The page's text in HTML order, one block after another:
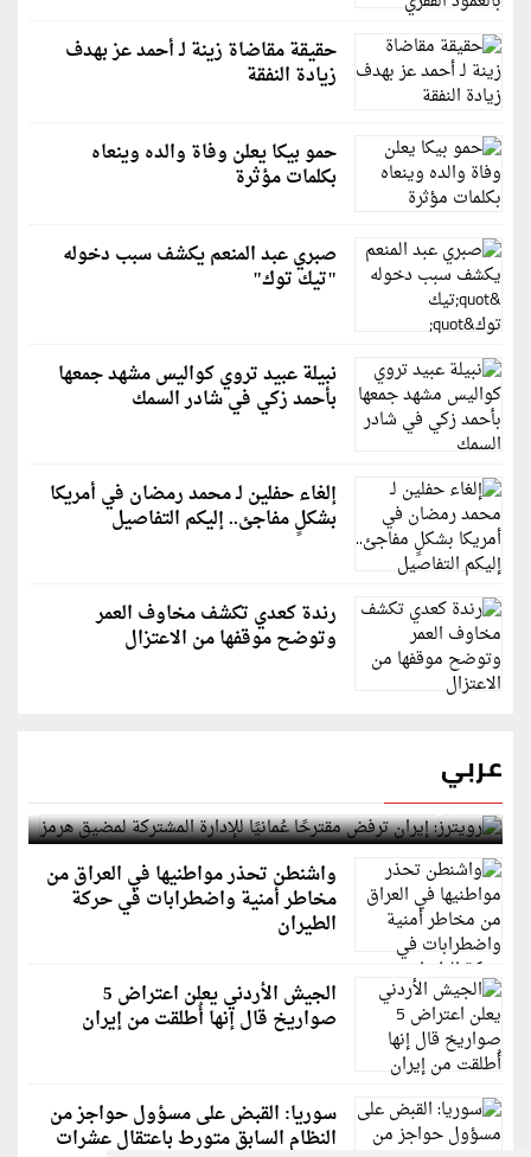
حقيقة مقاضاة زينة لـ أحمد عز بهدف
زيادة النفقة
حمو بيكا يعلن وفاة والده وينعاه
بكلمات مؤثرة
صبري عبد المنعم يكشف سبب دخوله
"تيك توك"
نبيلة عبيد تروي كواليس مشهد جمعها
بأحمد زكي في شادر السمك
إلغاء حفلين لـ محمد رمضان في أمريكا
بشكلٍ مفاجئ.. إليكم التفاصيل
رندة كعدي تكشف مخاوف العمر
وتوضح موقفها من الاعتزال
عربي
رويترز: إيران ترفض مقترحًا عُمانيًا للإدارة المشتركة
لمضيق هرمز
واشنطن تحذر مواطنيها في العراق من
مخاطر أمنية واضطرابات في حركة
الطيران
الجيش الأردني يعلن اعتراض 5
صواريخ قال إنها أُطلقت من إيران
سوريا: القبض على مسؤول حواجز من
النظام السابق متورط باعتقال عشرات